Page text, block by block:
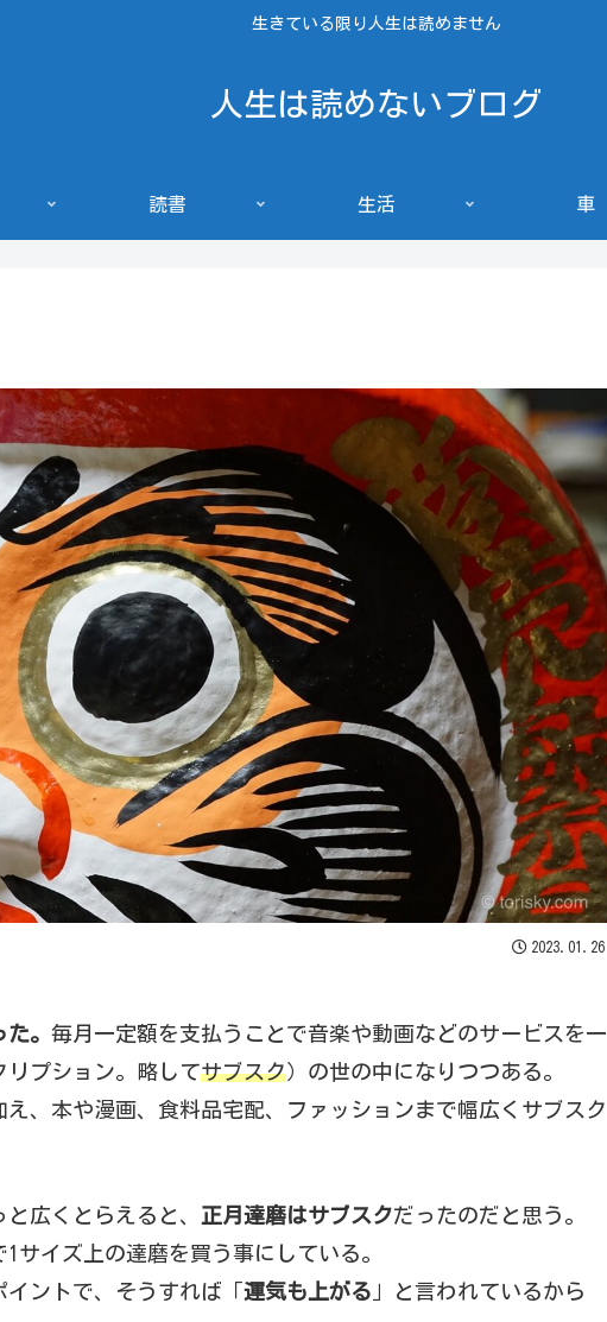
生きている限り人生は読めません
人生は読めないブログ
読書 生活 車
2023.01.26
。 毎月一定額を支払うことで音楽や動画などのサービスを一
リプション。略してサブスク）の世の中になりつつある。
、本や漫画、食料品宅配、ファッションまで幅広くサブスク
広くとらえると、 正月達磨はサブスクだったのだと思う。
サイズ上の達磨を買う事にしている。
イントで、そうすれば「運気も上がる 」と言われているから